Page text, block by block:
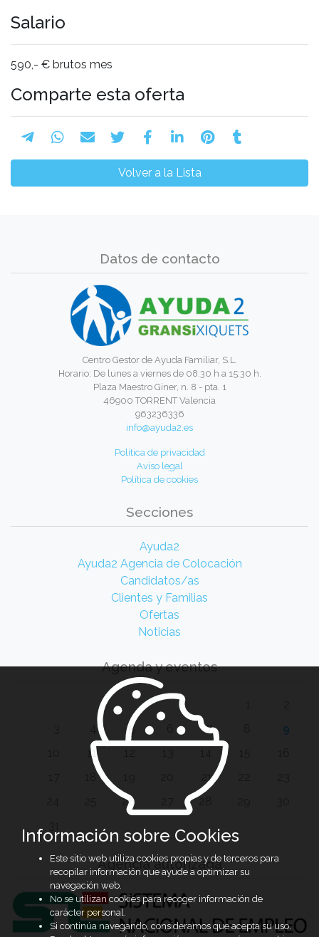
Salario
590,- € brutos mes
Comparte esta oferta
Volver a la Lista
Datos de contacto
Centro Gestor de Ayuda Familiar, S.L.
Horario: De lunes a viernes de 08:30 h a 15:30 h.
Plaza Maestro Giner, n. 8 - pta. 1
46900 TORRENT Valencia
963236336
info@ayuda2.es
Política de privacidad
Aviso legal
Política de cookies
Secciones
Ayuda2
Ayuda2 Agencia de Colocación
Candidatos/as
Clientes y Familias
Ofertas
Noticias
Agenda y eventos
5 7
9
11
21
26 28
Agencia autorizada
Información sobre Cookies
Este sitio web utiliza cookies propias y de terceros para
recopilar información que ayude a optimizar su
navegación web.
No se utilizan cookies para recoger información de
carácter personal.
Si continúa navegando, consideramos que acepta su uso.